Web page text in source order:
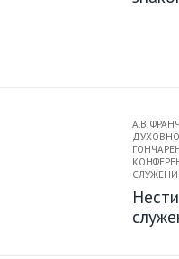
А.В.